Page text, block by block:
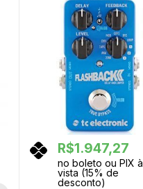
R$1.947,27
no boleto ou PIX à
vista (15% de
desconto)